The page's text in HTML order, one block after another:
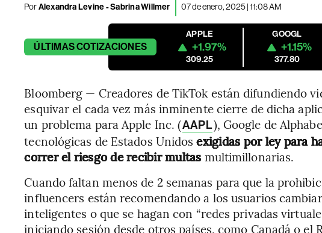
PorAlexandra Levine - Sabrina Willmer 07 de enero, 2025 | 11:08 AM
ÚLTIMASCOTIZACIONES
APPLE
+1.97%
309.25
GOOGL
+1.15%
377.80
Bloomberg — Creadores de TikTok están difundiendo
esquivar el cada vez más inminente cierre de dicha
un problema para Apple Inc. (AAPL), Google de
tecnológicas de Estados Unidosexigidas por ley para
correr el riesgo de recibir multas multimillonarias.
Cuando faltan menos de 2 semanas para que la
influencers están recomendando a los usuarios
inteligentes o que se hagan con “redes privadas
iniciando sesión desde otros países, como Canadá o el